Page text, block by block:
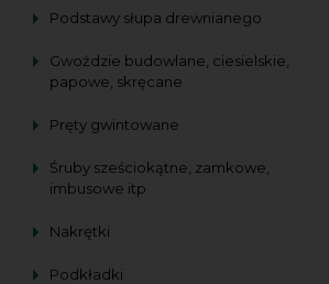
Podstawy słupa drewnianego
Gwoździe budowlane, ciesielskie,
papowe, skręcane
Pręty gwintowane
Śruby sześciokątne, zamkowe,
imbusowe itp
Nakrętki
Podkładki